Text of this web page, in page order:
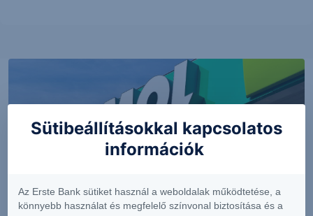
Sütibeállításokkal kapcsolatos
információk
Az Erste Bank sütiket használ a weboldalak működtetése, a
könnyebb használat és megfelelő színvonal biztosítása és a